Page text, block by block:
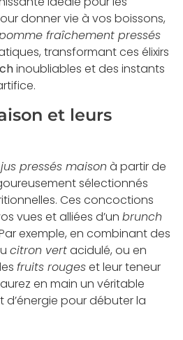
donner vie à vos boissons,
fraîchement pressés
transformant ces élixirs
inoubliables et des instants
et leurs
jus pressés maison à partir de
sélectionnés
Ces concoctions
vues et alliées d’un brunch
exemple, en combinant des
citron vertacidulé, ou en
fruits rougeset leur teneur
en main un véritable
pour débuter la